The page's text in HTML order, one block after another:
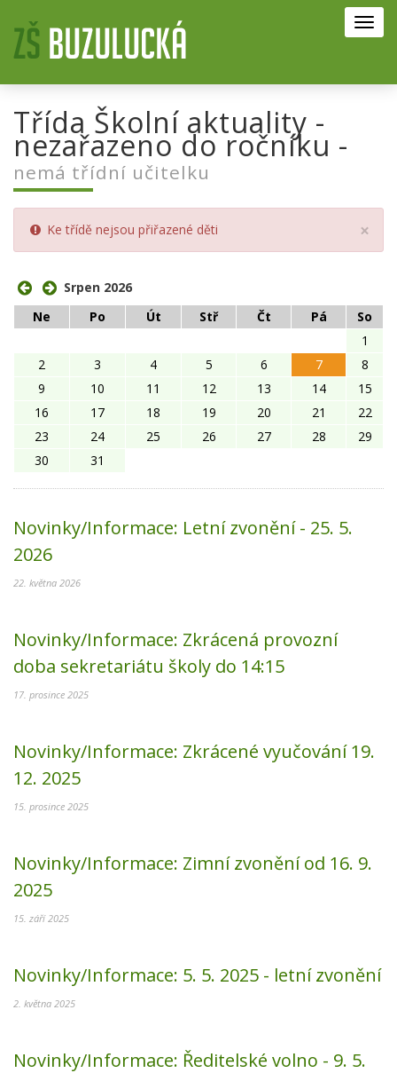
Třída Školní aktuality -
nezařazeno do ročníku -
nemá třídní učitelku
×
Ke třídě nejsou přiřazené děti
Srpen 2026
Ne
Po Út Stř Čt Pá
So
1
2
3 4 5 6 7
8
9
10 11 12 13 14
15
16
17 18 19 20 21
22
23
24 25 26 27 28
29
30
31
Novinky/Informace: Letní zvonění - 25. 5.
2026
22. května 2026
Novinky/Informace: Zkrácená provozní
doba sekretariátu školy do 14:15
17. prosince 2025
Novinky/Informace: Zkrácené vyučování 19.
12. 2025
15. prosince 2025
Novinky/Informace: Zimní zvonění od 16. 9.
2025
15. září 2025
Novinky/Informace: 5. 5. 2025 - letní zvonění
2. května 2025
Novinky/Informace: Ředitelské volno - 9. 5.